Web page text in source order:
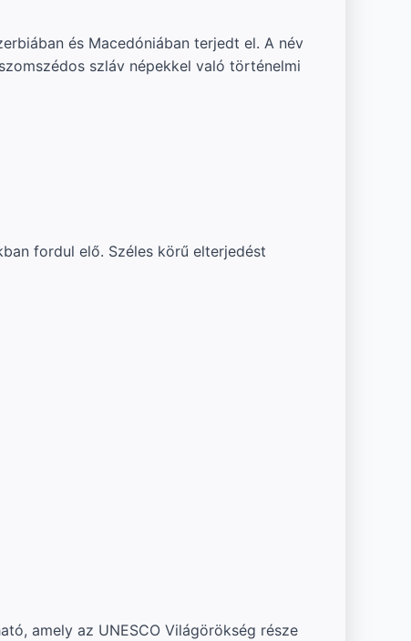
és Macedóniában terjedt el. A név
szláv népekkel való történelmi
fordul elő. Széles körű elterjedést
amely az UNESCO Világörökség része